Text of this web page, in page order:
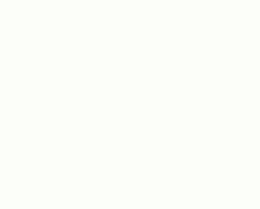
également fournir des
de nos clients.
scénarios, notamment
les cuisines, les entrées et
fournir des produits de
et notre objectif est de
et moquettes en Chine